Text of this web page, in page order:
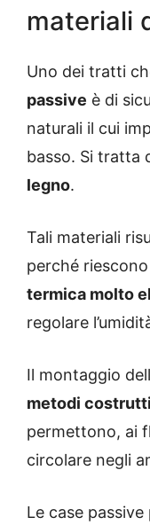
materiali
Uno dei tratti
passive è di
naturali il cui
basso. Si tratta
legno.
Tali materiali
perché
termica molto
regolare
Il montaggio
metodi
permettono, ai
circolare negli
Le case